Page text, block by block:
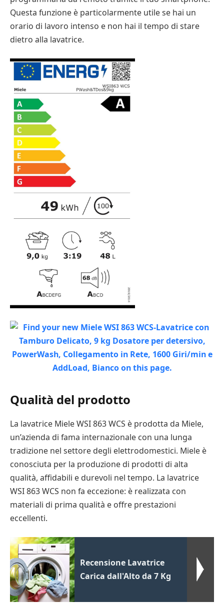
Questa funzione è particolarmente utile se hai un
orario di lavoro intenso e non hai il tempo di stare
dietro alla lavatrice.
Qualità del prodotto
La lavatrice Miele WSI 863 WCS è prodotta da Miele,
un’azienda di fama internazionale con una lunga
tradizione nel settore degli elettrodomestici. Miele è
conosciuta per la produzione di prodotti di alta
qualità, affidabili e durevoli nel tempo. La lavatrice
WSI 863 WCS non fa eccezione: è realizzata con
materiali di prima qualità e offre prestazioni
eccellenti.
Recensione Lavatrice
Carica dall'Alto da 7 Kg